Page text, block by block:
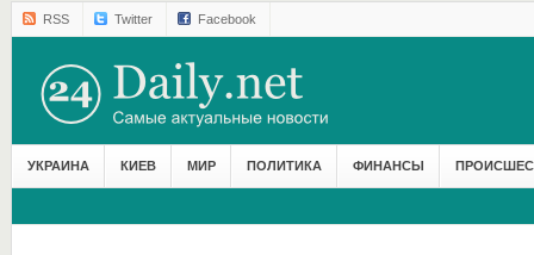
RSS Twitter Facebook
УКРАИНА КИЕВ МИР ПОЛИТИКА ФИНАНСЫ